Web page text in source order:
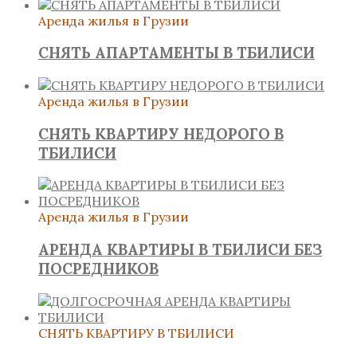
Аренда жилья в Грузии
СНЯТЬ АПАРТАМЕНТЫ В ТБИЛИСИ
Аренда жилья в Грузии
СНЯТЬ КВАРТИРУ НЕДОРОГО В
ТБИЛИСИ
Аренда жилья в Грузии
АРЕНДА КВАРТИРЫ В ТБИЛИСИ БЕЗ
ПОСРЕДНИКОВ
СНЯТЬ КВАРТИРУ В ТБИЛИСИ